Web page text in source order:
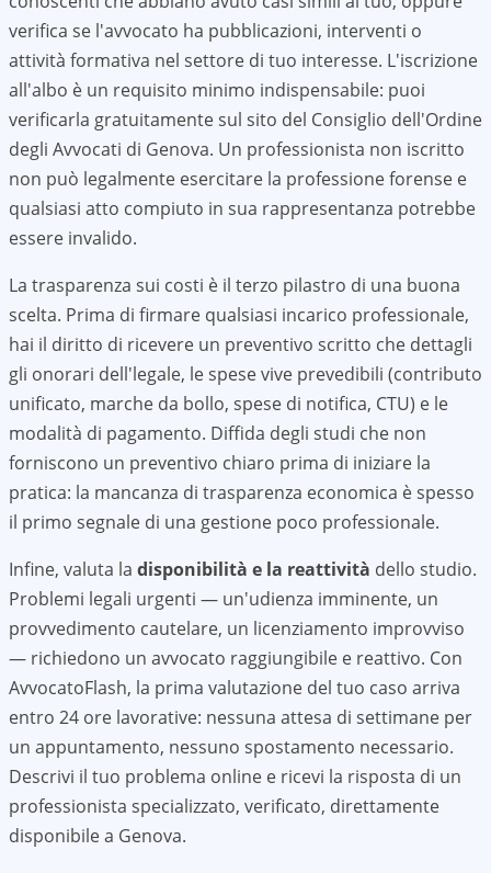
verifica se l'avvocato ha pubblicazioni, interventi o
attività formativa nel settore di tuo interesse. L'iscrizione
all'albo è un requisito minimo indispensabile: puoi
verificarla gratuitamente sul sito del Consiglio dell'Ordine
degli Avvocati di Genova. Un professionista non iscritto
non può legalmente esercitare la professione forense e
qualsiasi atto compiuto in sua rappresentanza potrebbe
essere invalido.
La trasparenza sui costi è il terzo pilastro di una buona
scelta. Prima di firmare qualsiasi incarico professionale,
hai il diritto di ricevere un preventivo scritto che dettagli
gli onorari dell'legale, le spese vive prevedibili (contributo
unificato, marche da bollo, spese di notifica, CTU) e le
modalità di pagamento. Diffida degli studi che non
forniscono un preventivo chiaro prima di iniziare la
pratica: la mancanza di trasparenza economica è spesso
il primo segnale di una gestione poco professionale.
Infine, valuta la disponibilità e la reattività dello studio.
Problemi legali urgenti — un'udienza imminente, un
provvedimento cautelare, un licenziamento improvviso
— richiedono un avvocato raggiungibile e reattivo. Con
AvvocatoFlash, la prima valutazione del tuo caso arriva
entro 24 ore lavorative: nessuna attesa di settimane per
un appuntamento, nessuno spostamento necessario.
Descrivi il tuo problema online e ricevi la risposta di un
professionista specializzato, verificato, direttamente
disponibile a Genova.